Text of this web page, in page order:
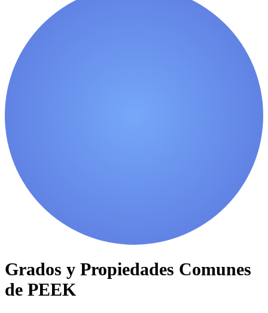
Grados y Propiedades Comunes
de PEEK